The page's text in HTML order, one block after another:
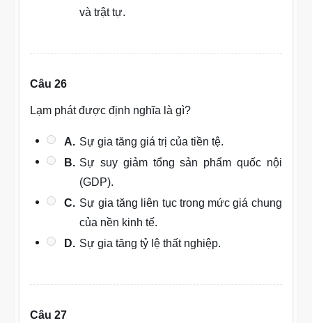
và trật tự.
Câu 26
Lạm phát được định nghĩa là gì?
A. Sự gia tăng giá trị của tiền tệ.
B. Sự suy giảm tổng sản phẩm quốc nội
(GDP).
C. Sự gia tăng liên tục trong mức giá chung
của nền kinh tế.
D. Sự gia tăng tỷ lệ thất nghiệp.
Câu 27